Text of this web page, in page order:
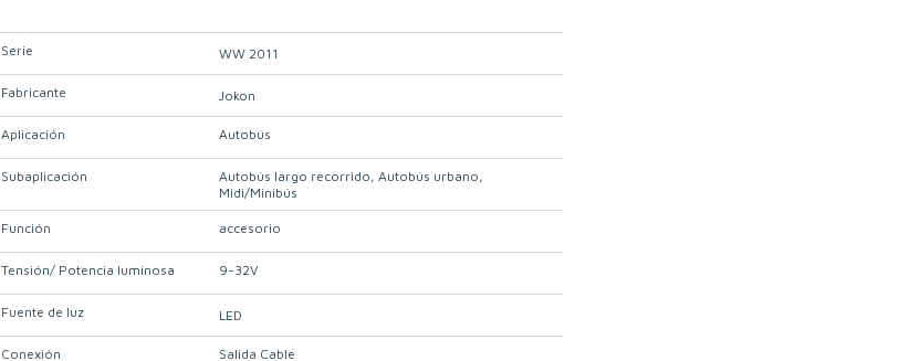
Serie WW 2011
Fabricante Jokon
Aplicación Autobús
Subaplicación Autobús largo recorrido Autobús urbano
Midi/Minibús
Función accesorio
Tensión/ Potencia luminosa 9-32V
Fuente de luz LED
Conexión Salida Cable